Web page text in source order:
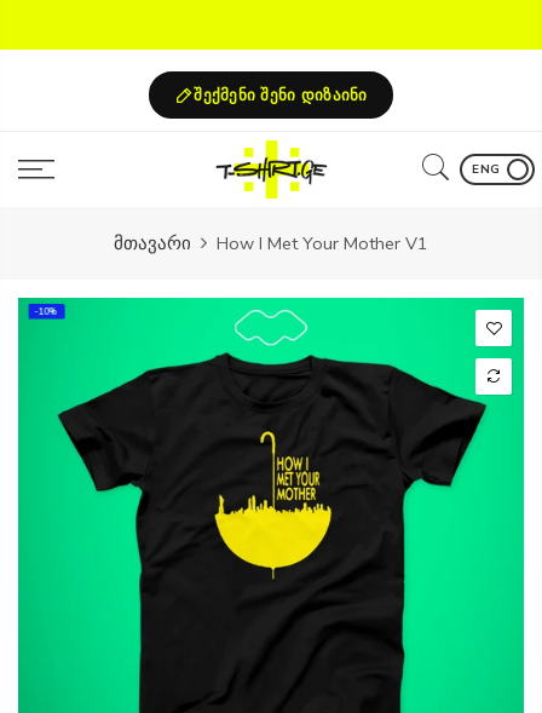
შექმენი შენი დიზაინი
ENG
მთავარი How I Met Your Mother V1
-10%